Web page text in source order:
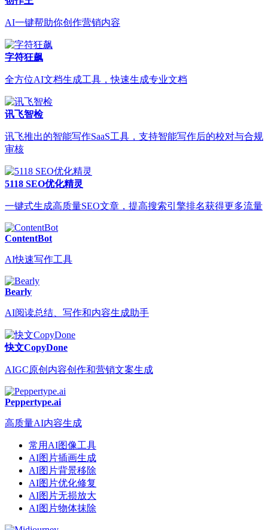
AI一键帮助你创作营销内容
字符狂飙
全方位AI文档生成工具，快速生成专业文档
讯飞智检
讯飞推出的智能写作SaaS工具，支持智能写作后的校对与合规
审核
5118 SEO优化精灵
一键式生成高质量SEO文章，提高搜索引擎排名获得更多流量
ContentBot
AI快速写作工具
Bearly
AI阅读总结、写作和内容生成助手
快文CopyDone
AIGC原创内容创作和营销文案生成
Peppertype.ai
高质量AI内容生成
常用AI图像工具
AI图片插画生成
AI图片背景移除
AI图片优化修复
AI图片无损放大
AI图片物体抹除